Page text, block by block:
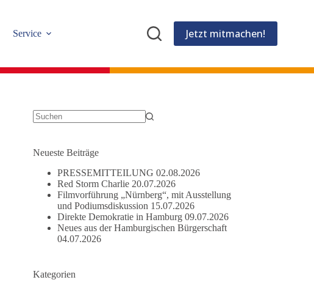
Service Jetzt mitmachen!
Neueste Beiträge
PRESSEMITTEILUNG 02.08.2026
Red Storm Charlie 20.07.2026
Filmvorführung „Nürnberg“, mit Ausstellung
und Podiumsdiskussion 15.07.2026
Direkte Demokratie in Hamburg 09.07.2026
Neues aus der Hamburgischen Bürgerschaft
04.07.2026
Kategorien